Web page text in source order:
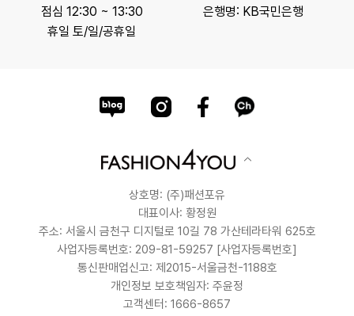
점심 12:30 ~ 13:30
휴일 토/일/공휴일
은행명: KB국민은행
상호명: (주)패션포유
대표이사: 황정원
주소: 서울시 금천구 디지털로 10길 78 가산테라타워 625호
사업자등록번호: 209-81-59257 [사업자등록번호]
통신판매업신고: 제2015-서울금천-1188호
개인정보 보호책임자: 주윤정
고객센터: 1666-8657